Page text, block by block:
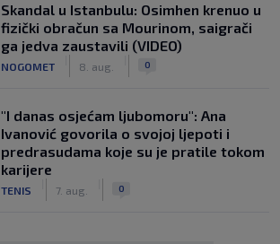
Skandal u Istanbulu: Osimhen krenuo u
fizički obračun sa Mourinom, saigrači
ga jedva zaustavili (VIDEO)
NOGOMET 8. aug. 0
"I danas osjećam ljubomoru": Ana
Ivanović govorila o svojoj ljepoti i
predrasudama koje su je pratile tokom
karijere
TENIS 7. aug. 0